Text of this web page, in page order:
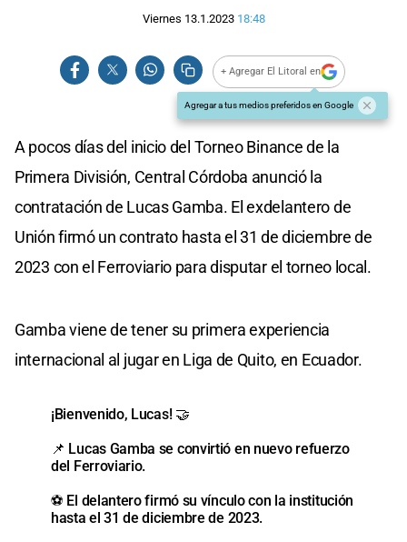
Viernes 13.1.2023 18:48
+ Agregar El Litoral en
Agregar a tus medios preferidos en Google
A pocos días del inicio del Torneo Binance de la
Primera División, Central Córdoba anunció la
contratación de Lucas Gamba. El exdelantero de
Unión firmó un contrato hasta el 31 de diciembre de
2023 con el Ferroviario para disputar el torneo local.
Gamba viene de tener su primera experiencia
internacional al jugar en Liga de Quito, en Ecuador.
¡Bienvenido, Lucas! 🤝
📌 Lucas Gamba se convirtió en nuevo refuerzo
del Ferroviario.
⚽️ El delantero firmó su vínculo con la institución
hasta el 31 de diciembre de 2023.